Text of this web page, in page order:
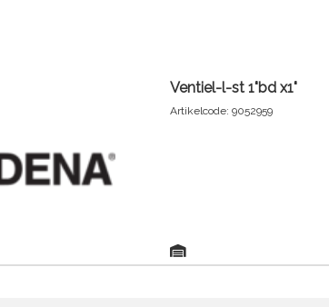
Ventiel-l-st 1"bd x1"
Artikelcode: 9052959